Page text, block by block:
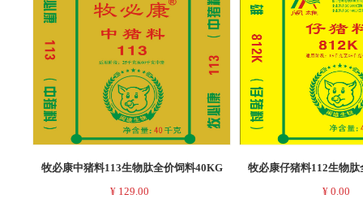
牧必康中猪料113生物肽全价饲料40KG
¥ 129.00
牧必康仔猪料112生物
¥ 0.00